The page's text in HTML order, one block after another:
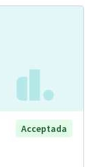
Acceptada